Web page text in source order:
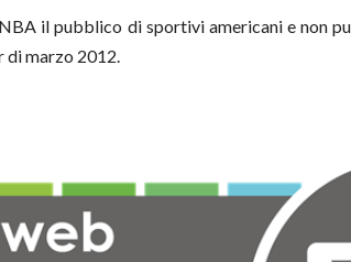
il pubblico di sportivi americani e non
di marzo 2012.